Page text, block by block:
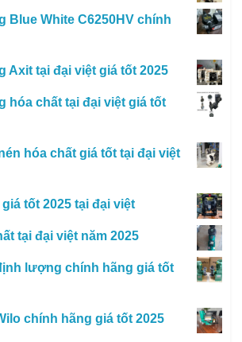
Blue White C6250HV chính
Axit tại đại việt giá tốt 2025
hóa chất tại đại việt giá tốt
hóa chất giá tốt tại đại việt
tốt 2025 tại đại việt
tại đại việt năm 2025
lượng chính hãng giá tốt
chính hãng giá tốt 2025